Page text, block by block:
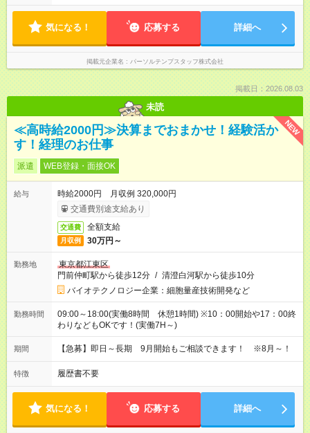
気になる！ 応募する 詳細へ
掲載元企業名 パーソルテンプスタッフ株式会社
掲載日：2026.08.03
未読
NEW
≪高時給2000円≫決算までおまかせ！経験活か
す！経理のお仕事
派遣 WEB登録・面接OK
給与
時給2000円 月収例 320,000円
交通費別途支給あり
交通費 全額支給
月収例 30万円～
勤務地
東京都江東区
門前仲町駅から徒歩12分 / 清澄白河駅から徒歩10分
バイオテクノロジー企業：細胞量産技術開発など
勤務時間
09:00～18:00(実働8時間 休憩1時間) ※10：00開始や17：00終
わりなどもOKです！(実働7H～)
期間 【急募】即日～長期 9月開始もご相談できます！ ※8月～！
特徴 履歴書不要
気になる！ 応募する 詳細へ